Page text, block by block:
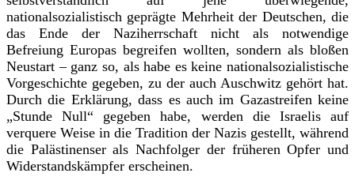
nationalsozialistisch geprägte Mehrheit der Deutschen, die
das Ende der Naziherrschaft nicht als notwendige
Befreiung Europas begreifen wollten, sondern als bloßen
Neustart – ganz so, als habe es keine nationalsozialistische
Vorgeschichte gegeben, zu der auch Auschwitz gehört hat.
Durch die Erklärung, dass es auch im Gazastreifen keine
„Stunde Null“ gegeben habe, werden die Israelis auf
verquere Weise in die Tradition der Nazis gestellt, während
die Palästinenser als Nachfolger der früheren Opfer und
Widerstandskämpfer erscheinen.